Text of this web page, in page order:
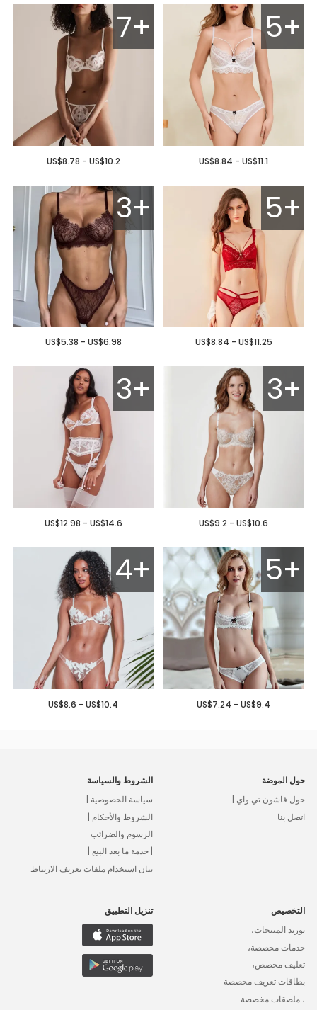
5+
US$8.84 - US$11.1
7+
US$8.78 - US$10.2
5+
US$8.84 - US$11.25
3+
US$5.38 - US$6.98
3+
US$9.2 - US$10.6
3+
US$12.98 - US$14.6
5+
US$7.24 - US$9.4
4+
US$8.6 - US$10.4
حول الموضة
حول فاشون تي واي |
اتصل بنا
الشروط والسياسة
سياسة الخصوصية |
الشروط والأحكام |
الرسوم والضرائب
| خدمة ما بعد البيع |
بيان استخدام ملفات تعريف الارتباط
التخصيص
توريد المنتجات،
خدمات مخصصة،
تغليف مخصص،
بطاقات تعريف مخصصة
، ملصقات مخصصة
تنزيل التطبيق